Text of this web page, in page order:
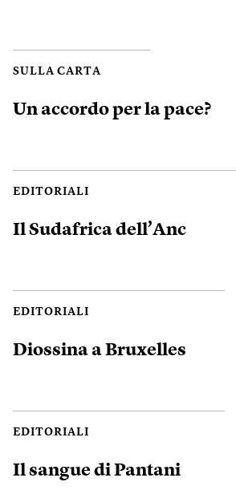
SULLA CARTA
Un accordo per la pace?
EDITORIALI
Il Sudafrica dell’Anc
EDITORIALI
Diossina a Bruxelles
EDITORIALI
Il sangue di Pantani